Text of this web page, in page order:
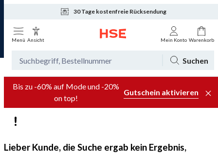
30 Tage kostenfreie Rücksendung
Tagesaktuelle Angebote
Menü Ansicht Mein Konto Warenkorb
Suchen
Bis zu -60% auf Mode und -20%
on top!
Gutschein aktivieren
Lieber Kunde, die Suche ergab kein Ergebnis,